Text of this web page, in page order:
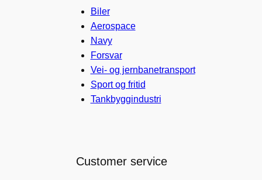
Biler
Aerospace
Navy
Forsvar
Vei- og jernbanetransport
Sport og fritid
Tankbyggindustri
Customer service